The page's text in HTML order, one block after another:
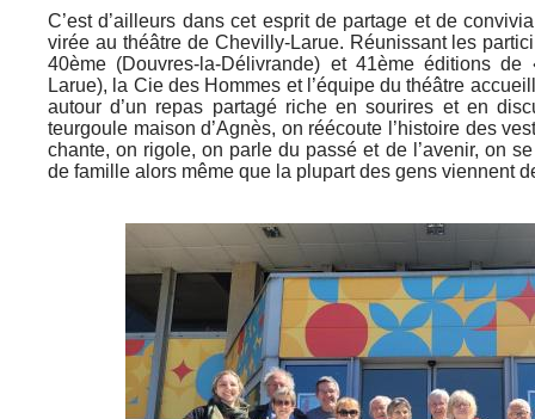
C’est d’ailleurs dans cet esprit de partage et de
virée au théâtre de Chevilly-Larue. Réunissant les
40ème (Douvres-la-Délivrande) et 41ème éditions
Larue), la Cie des Hommes et l’équipe du théâtre
autour d’un repas partagé riche en sourires et en
teurgoule maison d’Agnès, on réécoute l’histoire des
chante, on rigole, on parle du passé et de l’avenir, on
de famille alors même que la plupart des gens viennent